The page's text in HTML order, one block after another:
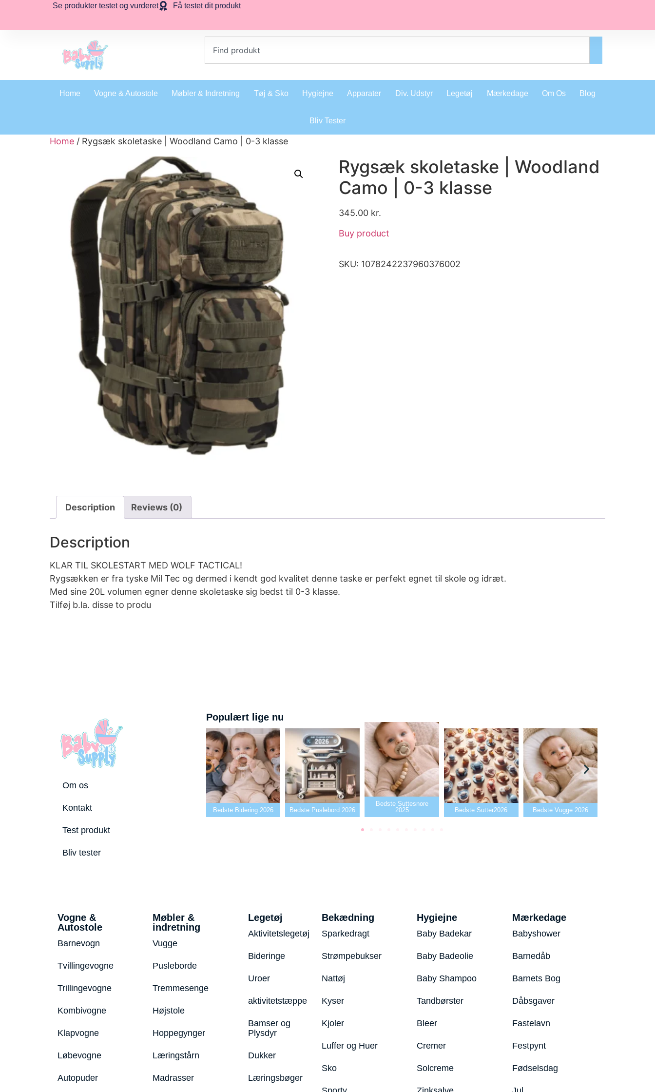
Se produkter testet og vurderet Få testet dit produkt
Home Vogne & Autostole Møbler & Indretning Tøj & Sko Hygiejne Apparater Div. Udstyr Legetøj Mærkedage Om Os Blog
Bliv Tester
Home / Rygsæk skoletaske | Woodland Camo | 0-3 klasse
Rygsæk skoletaske | Woodland
Camo | 0-3 klasse
345.00 kr.
Buy product
SKU: 1078242237960376002
Description Reviews (0)
Description
KLAR TIL SKOLESTART MED WOLF TACTICAL!
Rygsækken er fra tyske Mil Tec og dermed i kendt god kvalitet denne taske er perfekt egnet til skole og idræt.
Med sine 20L volumen egner denne skoletaske sig bedst til 0-3 klasse.
Tilføj b.la. disse to produ
Om os
Kontakt
Test produkt
Bliv tester
Populært lige nu
Bedste tremmeseng
2026
Bedste Bidering 2026 Bedste Puslebord 2026
Bedste Suttesnore
Bedste Sutter2026 Bedste Vugge 2026
Bedste Babyalarm
Vogne &
Autostole
Barnevogn
Tvillingevogne
Trillingevogne
Kombivogne
Klapvogne
Løbevogne
Autopuder
Møbler &
indretning
Vugge
Pusleborde
Tremmesenge
Højstole
Hoppegynger
Læringstårn
Madrasser
Legetøj
Aktivitetslegetøj
Bideringe
Uroer
aktivitetstæppe
Bamser og
Plysdyr
Dukker
Læringsbøger
Bekædning
Sparkedragt
Strømpebukser
Nattøj
Kyser
Kjoler
Luffer og Huer
Sko
Hygiejne
Baby Badekar
Baby Badeolie
Baby Shampoo
Tandbørster
Bleer
Cremer
Solcreme
Mærkedage
Babyshower
Barnedåb
Barnets Bog
Dåbsgaver
Fastelavn
Festpynt
Fødselsdag